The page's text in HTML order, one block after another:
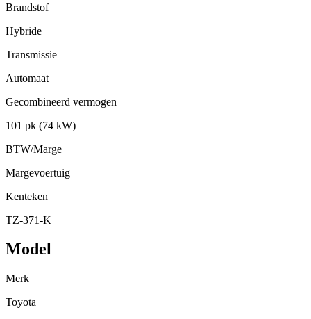
Brandstof
Hybride
Transmissie
Automaat
Gecombineerd vermogen
101 pk (74 kW)
BTW/Marge
Margevoertuig
Kenteken
TZ-371-K
Model
Merk
Toyota